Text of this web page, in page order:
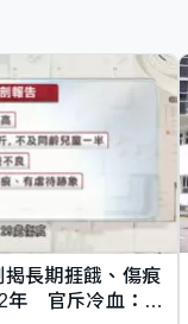
長期捱餓、傷痕
年 官斥冷血：同